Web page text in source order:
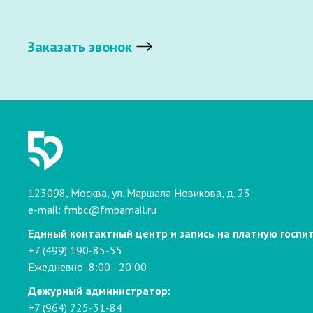
Заказать звонок
123098, Москва, ул. Маршала Новикова, д. 23
e-mail: fmbc@fmbamail.ru
Единый контактный центр и запись на платную
+7 (499) 190-85-55
Ежедневно: 8:00 - 20:00
Дежурный администратор:
+7 (964) 725-31-84